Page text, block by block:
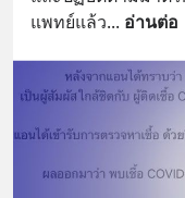
แพทย์แล้ว... อ่านต่อ